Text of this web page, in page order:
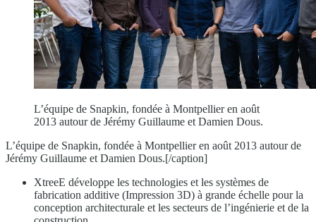
L’équipe de Snapkin, fondée à Montpellier en août
2013 autour de Jérémy Guillaume et Damien Dous.
L’équipe de Snapkin, fondée à Montpellier en août 2013 autour de
Jérémy Guillaume et Damien Dous.[/caption]
XtreeE développe les technologies et les systèmes de
fabrication additive (Impression 3D) à grande échelle pour la
conception architecturale et les secteurs de l’ingénierie et de la